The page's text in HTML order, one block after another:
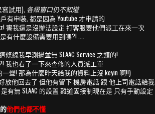
試用), 各級窗口仍不知道
有申裝, 都是因為 Youtube 才申請的
害我還是沒辦法設定 打客服要他們派工在來一次
什麼設備需要用到嗎?! ....
線我早測過並無 SLAAC Service 之類的!
我也看了一下來查修的人員派工單
一聲! 那為什麼昨天給我的資料上沒 keyin 啊!!)
放他回去了 但他有留下 機房電話 跟 他上司電話給我
有無 SLAAC 的設置 難道固接制現在是 只有手動設定
他們也都不懂